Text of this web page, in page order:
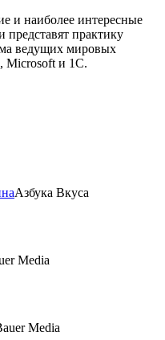
и наиболее интересные
практику
ведущих мировых
Microsoft и 1C.
Азбука Вкуса
Media
Media